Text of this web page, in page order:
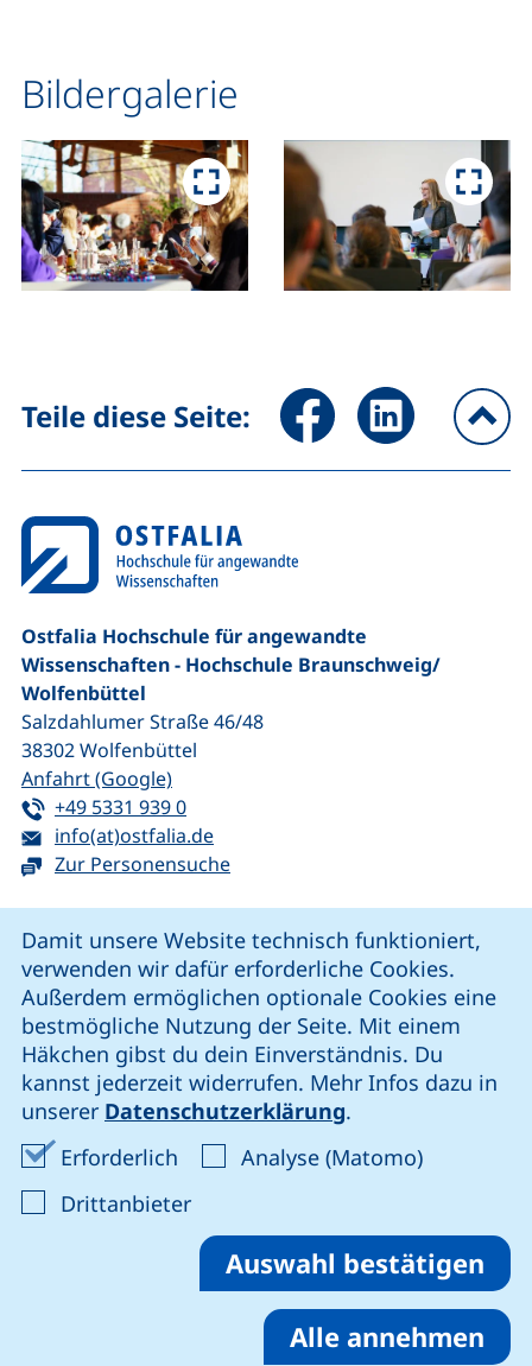
Damit unsere Website technisch funktioniert,
verwenden wir dafür erforderliche Cookies.
Außerdem ermöglichen optionale Cookies eine
bestmögliche Nutzung der Seite. Mit einem
Häkchen gibst du dein Einverständnis. Du
kannst jederzeit widerrufen. Mehr Infos dazu in
unserer Datenschutzerklärung.
Erforderlich Erforderliche Cookies akzeptieren
Analyse (Matomo)Analyse-
Drittanbieter: Cookies von Drittanbieter
Auswahl bestätigen
Alle annehmen
Bildergalerie
Teile diese Seite: Seite über Facebook teilen
Seite über
Ostfalia Hochschule für angewandte
Wissenschaften - Hochschule Braunschweig/​
Wolfenbüttel
Salzdahlumer Straße 46/48
38302Wolfenbüttel
Anfahrt (Google)(externer Link, öffnet neues Fenster)
Tel:
+49 5331 939 0(startet einen Telefonanruf, wenn Ihr
E-Mail:
info(at)ostfalia.de(öffnet Ihr E-Mail-Programm)
Zur Personensuche
unsere Facebook-Seite (externer Link, öffnet neues
unsere LinkedIn-Seite (externer Link, öffnet
unsere Instagram-Seite (externer Link,
unsere YouTube-Seite (externer
Cookie-Einstellungen
Impressum
Datenschutz
Erklärung zur Barrierefreiheit